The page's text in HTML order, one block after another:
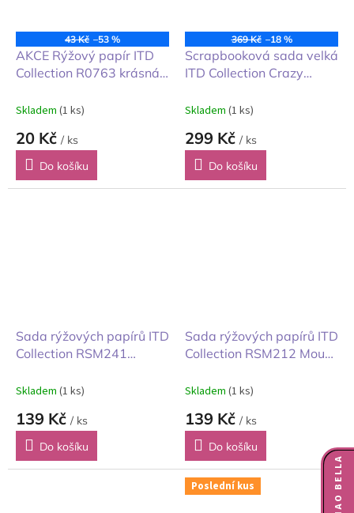
43 Kč –53 %
AKCE Rýžový papír ITD
Collection R0763 krásná
Skladem (1 ks)
20 Kč / ks
Do košíku
369 Kč –18 %
Scrapbooková sada velká
ITD Collection Crazy
Skladem (1 ks)
299 Kč / ks
Do košíku
Sada rýžových papírů ITD
Collection RSM241
14,8x14,8 cm 6ks
Skladem (1 ks)
139 Kč / ks
Do košíku
Sada rýžových papírů ITD
Collection RSM212 Mouse
myšky 14,8x14,8 cm 6ks
Skladem (1 ks)
139 Kč / ks
Do košíku
Poslední kus